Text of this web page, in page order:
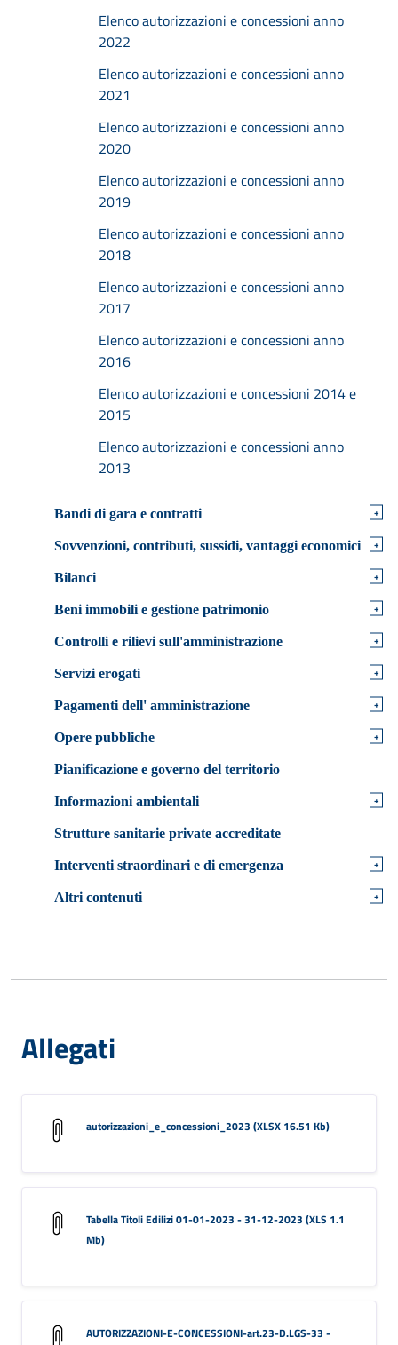
Elenco autorizzazioni e concessioni anno
2022
Elenco autorizzazioni e concessioni anno
2021
Elenco autorizzazioni e concessioni anno
2020
Elenco autorizzazioni e concessioni anno
2019
Elenco autorizzazioni e concessioni anno
2018
Elenco autorizzazioni e concessioni anno
2017
Elenco autorizzazioni e concessioni anno
2016
Elenco autorizzazioni e concessioni 2014 e
2015
Elenco autorizzazioni e concessioni anno
2013
Bandi di gara e contratti +
Sovvenzioni, contributi, sussidi, vantaggi economici +
Bilanci +
Beni immobili e gestione patrimonio +
Controlli e rilievi sull'amministrazione +
Servizi erogati +
Pagamenti dell' amministrazione +
Opere pubbliche +
Pianificazione e governo del territorio
Informazioni ambientali +
Strutture sanitarie private accreditate
Interventi straordinari e di emergenza +
Altri contenuti +
Allegati
autorizzazioni_e_concessioni_2023 (XLSX 16.51 Kb)
Tabella Titoli Edilizi 01-01-2023 - 31-12-2023 (XLS 1.1
Mb)
AUTORIZZAZIONI-E-CONCESSIONI-art.23-D.LGS-33 -